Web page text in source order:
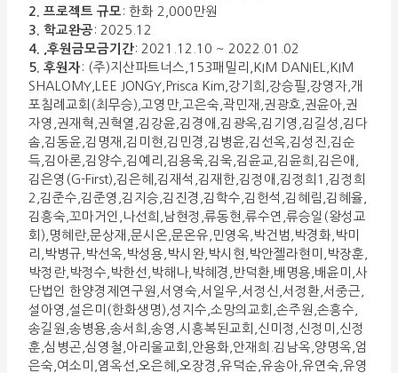
2. 프로젝트 규모 : 한화 2,000만원
3. 학교완공 : 2025.12
4. ,후원금모금기간: 2021.12.10 ~ 2022.01.02
5. 후원자 : (주)지산파트너스,153패밀리,KIM DANIEL,KIM
SHALOMY,LEE JONGY,Prisca Kim,강기희,강승필,강영자,개
포침례교회(최무승),고영만,고은숙,곽민재,권광호,권윤아,권
자영,권재혁,권혁열,김강윤,김경애,김광옥,김기영,김길성,김다
솜,김동윤,김명재,김미현,김민경,김병윤,김선옥,김성진,김순
득,김아론,김양수,김예리,김용욱,김욱,김윤교,김윤희,김은애,
김은영(G-First),김은혜,김재석,김재한,김정애,김정희1,김정희
2,김준수,김준영,김지승,김진경,김학수,김헌석,김혜림,김혜율,
김흥숙,꼬마거인,나선희,남현정,류동현,류수연,류승일(왕성교
회),명혜란,문상재,문시온,문온유,민영옥,박건범,박경화,박미
리,박병규,박선옥,박성용,박시완,박시현,박안젤라현미,박장훈,
박정란,박정수,박한선,박해나,박혜경,반덕환,배명용,배윤미,사
단법인 한양경제연구원,서영숙,서일우,서정신,서정환,서중근,
설아영,설은미(한화생명),성지수,소망의교회,손주원,손흥수,
송길원,송병용,송서희,송영,시흥복된교회,신미정,신정미,신정
훈,심병곤,심영철,아리울교회,안용화,안재희.김남옥,양명옥,엄
은숙,여소미,염옥선,오은혜,오장경,유덕순,유송아,유연숙,유영